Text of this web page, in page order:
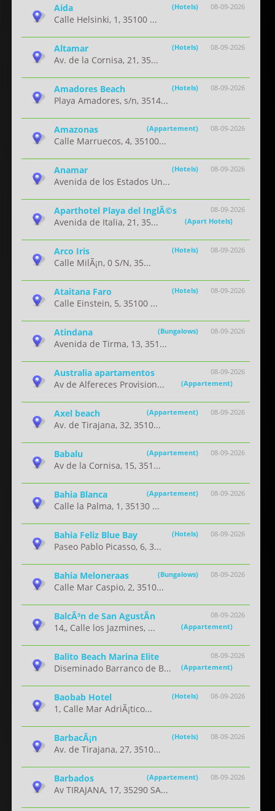
08-09-2026
Aida (Hotels)
Calle Helsinki, 1, 35100 ...
08-09-2026
Altamar (Hotels)
Av. de la Cornisa, 21, 35...
08-09-2026
Amadores Beach (Hotels)
Playa Amadores, s/n, 3514...
08-09-2026
Amazonas (Appartement)
Calle Marruecos, 4, 35100...
08-09-2026
Anamar (Hotels)
Avenida de los Estados Un...
08-09-2026
Aparthotel Playa del InglÃ©s
(Apart Hotels)
Avenida de Italia, 21, 35...
08-09-2026
Arco Iris (Hotels)
Calle MilÃ¡n, 0 S/N, 35...
08-09-2026
Ataitana Faro (Hotels)
Calle Einstein, 5, 35100 ...
08-09-2026
Atindana (Bungalows)
Avenida de Tirma, 13, 351...
08-09-2026
Australia apartamentos
(Appartement)
Av de Alfereces Provision...
08-09-2026
Axel beach (Appartement)
Av. de Tirajana, 32, 3510...
08-09-2026
Babalu (Appartement)
Av de la Cornisa, 15, 351...
08-09-2026
Bahia Blanca (Appartement)
Calle la Palma, 1, 35130 ...
08-09-2026
Bahia Feliz Blue Bay (Hotels)
Paseo Pablo Picasso, 6, 3...
08-09-2026
Bahia Meloneraas (Bungalows)
Calle Mar Caspio, 2, 3510...
08-09-2026
BalcÃ³n de San AgustÃ­n
(Appartement)
14,, Calle los Jazmines, ...
08-09-2026
Balito Beach Marina Elite
(Appartement)
Diseminado Barranco de B...
08-09-2026
Baobab Hotel (Hotels)
1, Calle Mar AdriÃ¡tico...
08-09-2026
BarbacÃ¡n (Hotels)
Av. de Tirajana, 27, 3510...
08-09-2026
Barbados (Appartement)
Av TIRAJANA, 17, 35290 SA...